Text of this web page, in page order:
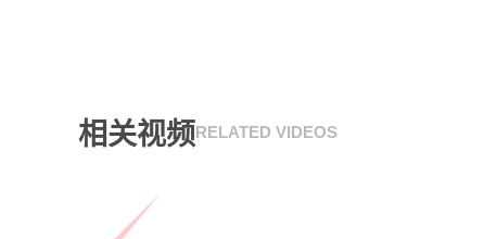
相关视频RELATED VIDEOS